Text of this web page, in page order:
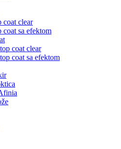
clear
sa efektom
coat clear
coat sa efektom